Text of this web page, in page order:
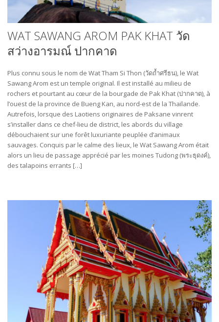
WAT SAWANG AROM PAK KHAT วัด
สว่างอารมณ์ ปากคาด
Plus connu sous le nom de Wat Tham Si Thon (วัดถ้ำศรีธน), le Wat
Sawang Arom est un temple original. Il est installé au milieu de
rochers et pourtant au cœur de la bourgade de Pak Khat (ปากคาด), à
l’ouest de la province de Bueng Kan, au nord-est de la Thaïlande.
Autrefois, lorsque des Laotiens originaires de Paksane vinrent
s’installer dans ce chef-lieu de district, les abords du village
débouchaient sur une forêt luxuriante peuplée d’animaux
sauvages. Conquis par le calme des lieux, le Wat Sawang Arom était
alors un lieu de passage apprécié par les moines Tudong (พระธุดงค์),
des talapoins errants […]